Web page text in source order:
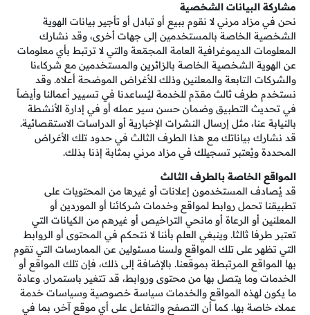
مشاركة البيانات الشخصية
نحن في مزاد مرني لا نقوم ببيع أو تبادل أو تأجير بيانات الهوية
الشخصية الخاصة بالمستخدمين إلى جهات أخرى، وقد نشارك
المعلومات الديموغرافية العامة المجمّعة والتي لا ترتبط بأي معلومات
عن الهوية الشخصية الخاصة بالزائرين والمستخدمين مع شركاءنا
والشركات التابعة والمعلنين وذلك للأغراض الموضحة أعلاه. وقد
نستخدم طرف ثالث مقدّم للخدمة ليُساعدنا في تسيير أعمالنا وأيضاً
في تحديث التطبيق وضمان حسن سير عمله أو في إدارة الأنشطة
بالنيابة عنا، مثل إرسال النشرات الإخبارية أو الدراسات الاستقصائية.
قد نشارك بياناتك مع هذا الطرف الثالث في حدود تلك الأغراض
المحددة ويُعتبر تسجيلك في مزاد مرني بمثابة إذنا بذلك.
المواقع الخاصة بالطرف الثالث
قد يُصادف المستخدمون إعلانات أو غيرها من المحتويات على
تطبيقنا تحمل روابط لمواقع وخدمات شركائنا أو الموردين أو
المعلنين أو الرعاة أو مانحي التراخيص أو غيرهم من الكيانات التي
تعتبر طرفا ثالثا. وينبغي العلم بأننا لا نتحكم في المحتوى أو الروابط
التي تظهر على تلك المواقع ولسنا مسئولين عن الممارسات التي تقوم
بها المواقع المرتبطة بموقعنا. بالإضافة إلى ذلك، فإن تلك المواقع أو
الخدمات وما يتصل بها من محتوى وروابط، قد تتغير باستمرار. وعادة
ما يكون لهذه المواقع والخدمات سياسة خصوصية وسياسات خدمة
عملاء خاصة بها. كما أن التصفح والتفاعل على أي موقع آخر، بما في